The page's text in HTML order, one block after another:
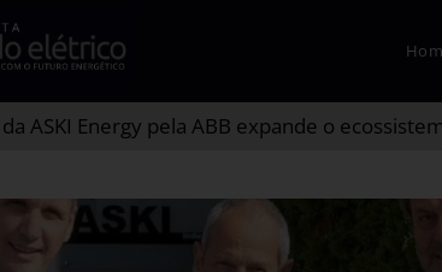
ASKI Energy pela ABB expande o